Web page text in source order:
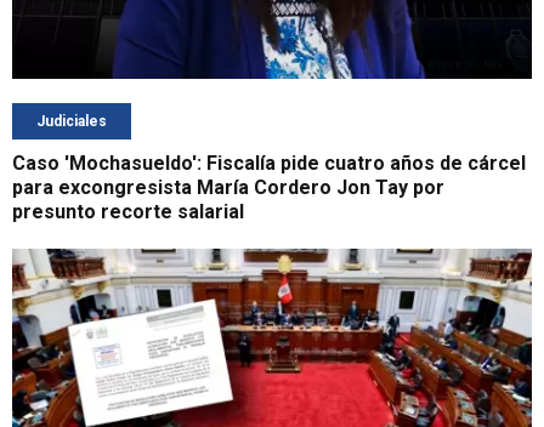
Judiciales
Caso 'Mochasueldo': Fiscalía pide cuatro años de cárcel
para excongresista María Cordero Jon Tay por
presunto recorte salarial